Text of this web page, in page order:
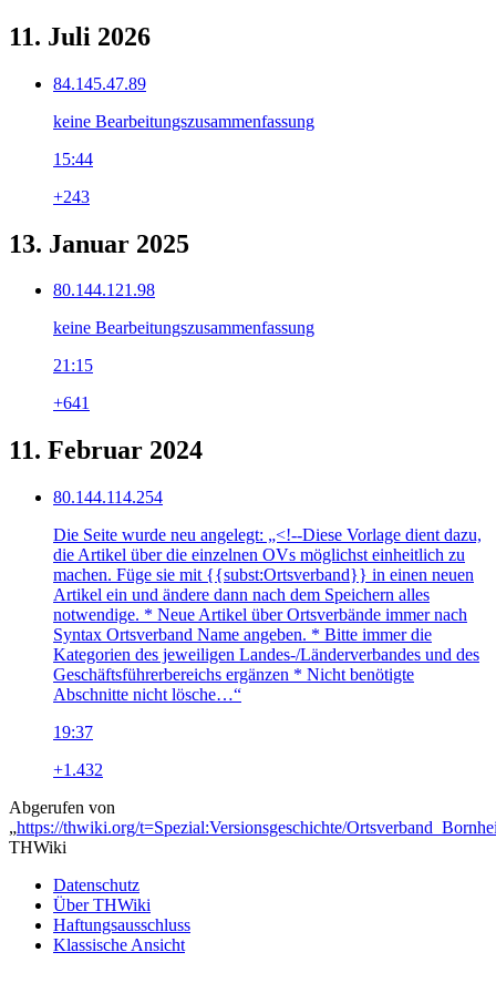
11. Juli 2026
84.145.47.89
keine Bearbeitungszusammenfassung
15:44
+243
13. Januar 2025
80.144.121.98
keine Bearbeitungszusammenfassung
21:15
+641
11. Februar 2024
80.144.114.254
Die Seite wurde neu angelegt: „<!--Diese Vorlage dient dazu,
die Artikel über die einzelnen OVs möglichst einheitlich zu
machen. Füge sie mit {{subst:Ortsverband}} in einen neuen
Artikel ein und ändere dann nach dem Speichern alles
notwendige. * Neue Artikel über Ortsverbände immer nach
Syntax Ortsverband Name angeben. * Bitte immer die
Kategorien des jeweiligen Landes-/Länderverbandes und des
Geschäftsführerbereichs ergänzen * Nicht benötigte
Abschnitte nicht lösche…“
19:37
+1.432
Abgerufen von
„https://thwiki.org/t=Spezial:Versionsgeschichte/
THWiki
Datenschutz
Über THWiki
Haftungsausschluss
Klassische Ansicht